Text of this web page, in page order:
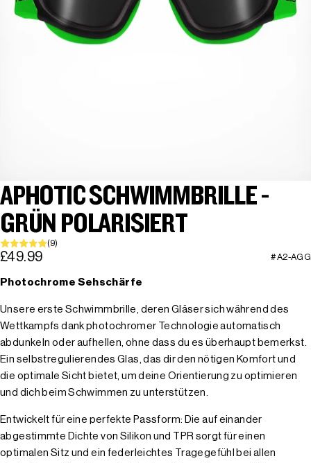
APHOTIC SCHWIMMBRILLE -
GRÜN POLARISIERT
(9)
£49.99 #A2-AGG
Photochrome Sehschärfe
Unsere erste Schwimmbrille, deren Gläser sich während des
Wettkampfs dank photochromer Technologie automatisch
abdunkeln oder aufhellen, ohne dass du es überhaupt bemerkst.
Ein selbstregulierendes Glas, das dir den nötigen Komfort und
die optimale Sicht bietet, um deine Orientierung zu optimieren
und dich beim Schwimmen zu unterstützen.
Entwickelt für eine perfekte Passform: Die auf einander
abgestimmte Dichte von Silikon und TPR sorgt für einen
optimalen Sitz und ein federleichtes Tragegefühl bei allen